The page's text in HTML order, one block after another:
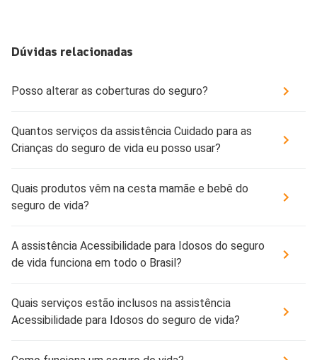
Dúvidas relacionadas
Posso alterar as coberturas do seguro?
Quantos serviços da assistência Cuidado para as
Crianças do seguro de vida eu posso usar?
Quais produtos vêm na cesta mamãe e bebê do
seguro de vida?
A assistência Acessibilidade para Idosos do seguro
de vida funciona em todo o Brasil?
Quais serviços estão inclusos na assistência
Acessibilidade para Idosos do seguro de vida?